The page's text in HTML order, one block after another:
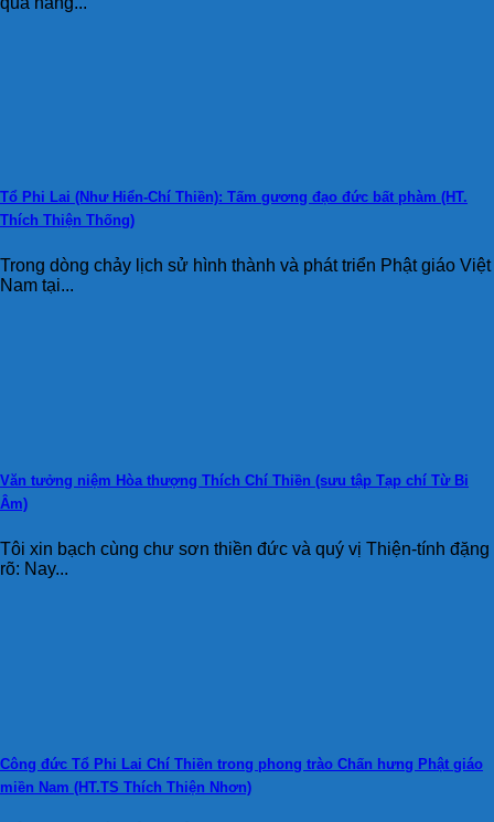
Tổ Phi Lai (Như Hiển-Chí Thiền): Tấm gương đạo đức bất phàm (HT.
Thích Thiện Thống)
Trong dòng chảy lịch sử hình thành và phát triển Phật giáo Việt
Nam tại...
Văn tưởng niệm Hòa thượng Thích Chí Thiền (sưu tập Tạp chí Từ Bi
Âm)
Tôi xin bạch cùng chư sơn thiền đức và quý vị Thiện-tính đặng
rõ: Nay...
Công đức Tổ Phi Lai Chí Thiền trong phong trào Chấn hưng Phật giáo
miền Nam (HT.TS Thích Thiện Nhơn)